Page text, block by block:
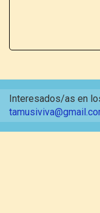
Interesados/as en